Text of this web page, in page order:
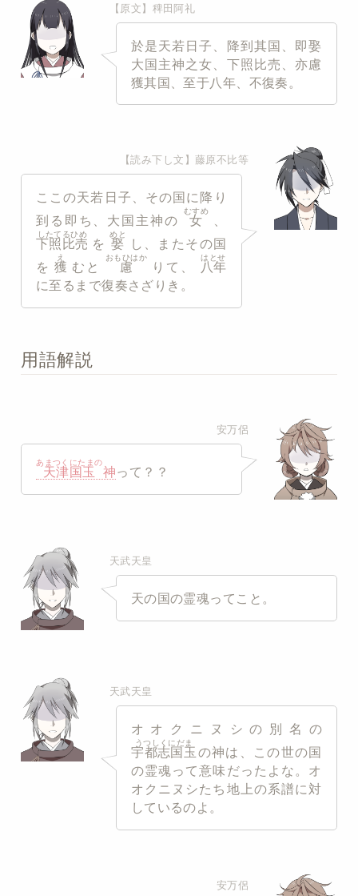
【原文】稗田阿礼
於是天若日子、降到其国、即娶
大国主神之女、下照比売、亦慮
獲其国、至于八年、不復奏。
【読み下し文】藤原不比等
ここの天若日子、その国に降り
到る即ち、大国主神の
女
むすめ
、
下照比売
したてるひめ
を 娶
めと
を 獲
え
むと 慮
おもひはか
りて、 八年
はとせ
に至るまで復奏さざりき。
用語解説
安万侶
天津国玉
あまつくにたまの
神って？？
天武天皇
天の国の霊魂ってこと。
天武天皇
オオクニヌシの別名の
宇都志国玉
うつしくにだま
の神は、この世の国
の霊魂って意味だったよな。オ
オクニヌシたち地上の系譜に対
しているのよ。
安万侶